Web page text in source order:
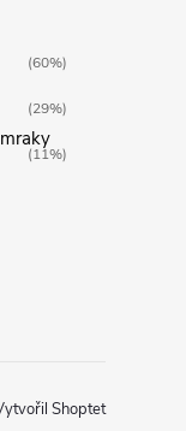
(60%)
(29%)
(11%)
Shoptet